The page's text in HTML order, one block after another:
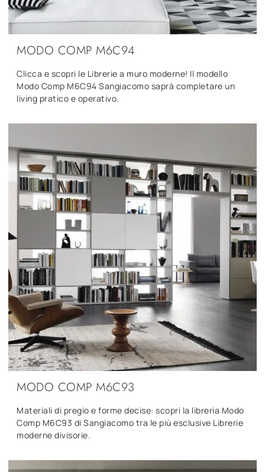
MODO COMP M6C94
Clicca e scopri le Librerie a muro moderne! Il modello
Modo Comp M6C94 Sangiacomo saprà completare un
living pratico e operativo.
MODO COMP M6C93
Materiali di pregio e forme decise: scopri la libreria Modo
Comp M6C93 di Sangiacomo tra le più esclusive Librerie
moderne divisorie.